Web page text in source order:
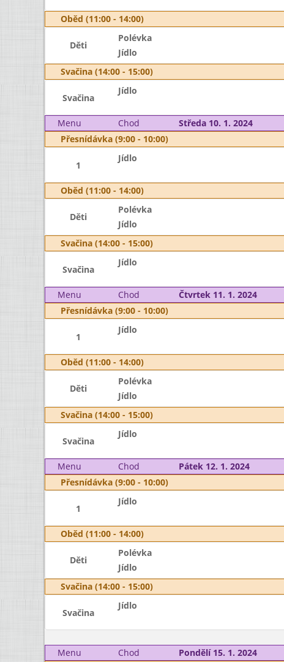
Oběd (11:00 - 14:00)
Děti
Polévka
Jídlo
Svačina (14:00 - 15:00)
Svačina
Jídlo
Menu Chod Středa 10. 1. 2024
Přesnídávka (9:00 - 10:00)
1
Jídlo
Oběd (11:00 - 14:00)
Děti
Polévka
Jídlo
Svačina (14:00 - 15:00)
Svačina
Jídlo
Menu Chod Čtvrtek 11. 1. 2024
Přesnídávka (9:00 - 10:00)
1
Jídlo
Oběd (11:00 - 14:00)
Děti
Polévka
Jídlo
Svačina (14:00 - 15:00)
Svačina
Jídlo
Menu Chod Pátek 12. 1. 2024
Přesnídávka (9:00 - 10:00)
1
Jídlo
Oběd (11:00 - 14:00)
Děti
Polévka
Jídlo
Svačina (14:00 - 15:00)
Svačina
Jídlo
Menu
Chod Pondělí 15. 1. 2024